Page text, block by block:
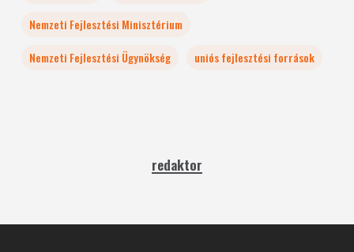
Nemzeti Fejlesztési Minisztérium
Nemzeti Fejlesztési Ügynökség
uniós fejlesztési források
redaktor